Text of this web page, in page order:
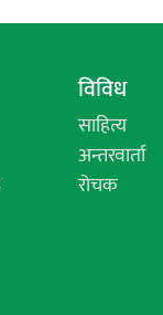
विविध
साहित्य
अन्तरवार्ता
रोचक